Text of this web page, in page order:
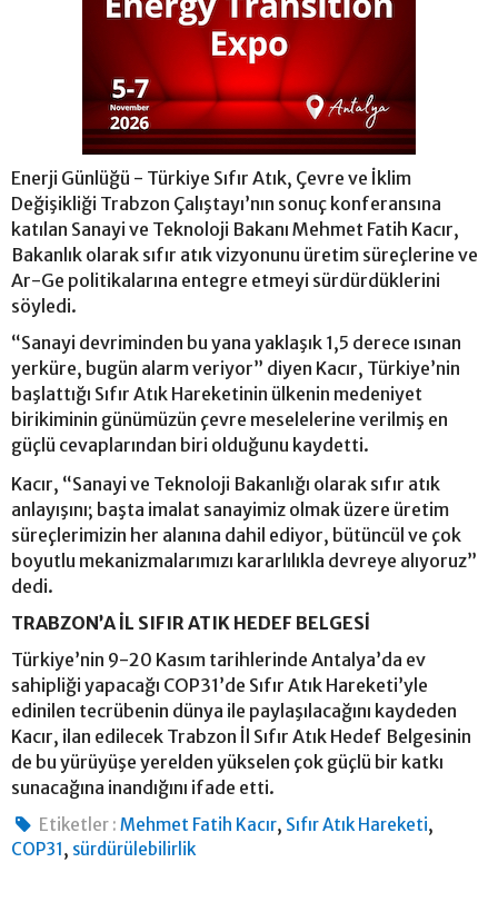
Enerji Günlüğü - Türkiye Sıfır Atık, Çevre ve İklim
Değişikliği Trabzon Çalıştayı’nın sonuç konferansına
katılan Sanayi ve Teknoloji Bakanı Mehmet Fatih Kacır,
Bakanlık olarak sıfır atık vizyonunu üretim süreçlerine ve
Ar-Ge politikalarına entegre etmeyi sürdürdüklerini
söyledi.
“Sanayi devriminden bu yana yaklaşık 1,5 derece ısınan
yerküre, bugün alarm veriyor” diyen Kacır, Türkiye’nin
başlattığı Sıfır Atık Hareketinin ülkenin medeniyet
birikiminin günümüzün çevre meselelerine verilmiş en
güçlü cevaplarından biri olduğunu kaydetti.
Kacır, “Sanayi ve Teknoloji Bakanlığı olarak sıfır atık
anlayışını; başta imalat sanayimiz olmak üzere üretim
süreçlerimizin her alanına dahil ediyor, bütüncül ve çok
boyutlu mekanizmalarımızı kararlılıkla devreye alıyoruz”
dedi.
TRABZON’A İL SIFIR ATIK HEDEF BELGESİ
Türkiye’nin 9-20 Kasım tarihlerinde Antalya’da ev
sahipliği yapacağı COP31’de Sıfır Atık Hareketi’yle
edinilen tecrübenin dünya ile paylaşılacağını kaydeden
Kacır, ilan edilecek Trabzon İl Sıfır Atık Hedef Belgesinin
de bu yürüyüşe yerelden yükselen çok güçlü bir katkı
sunacağına inandığını ifade etti.
Etiketler : Mehmet Fatih Kacır, Sıfır Atık Hareketi,
COP31, sürdürülebilirlik